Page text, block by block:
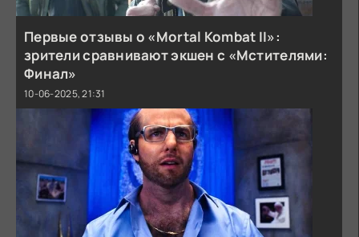
Первые отзывы о «Mortal Kombat II»:
зрители сравнивают экшен с «Мстителями:
Финал»
10-06-2025, 21:31